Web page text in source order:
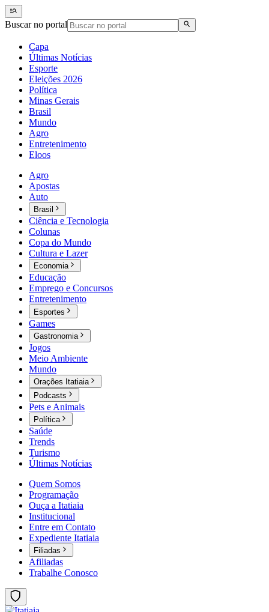
Buscar no portal
Capa
Últimas Notícias
Esporte
Eleições 2026
Política
Minas Gerais
Brasil
Mundo
Agro
Entretenimento
Eloos
Agro
Apostas
Auto
Brasil
Ciência e Tecnologia
Colunas
Copa do Mundo
Cultura e Lazer
Economia
Educação
Emprego e Concursos
Entretenimento
Esportes
Games
Gastronomia
Jogos
Meio Ambiente
Mundo
Orações Itatiaia
Podcasts
Pets e Animais
Política
Saúde
Trends
Turismo
Últimas Notícias
Quem Somos
Programação
Ouça a Itatiaia
Institucional
Entre em Contato
Expediente Itatiaia
Filiadas
Afiliadas
Trabalhe Conosco